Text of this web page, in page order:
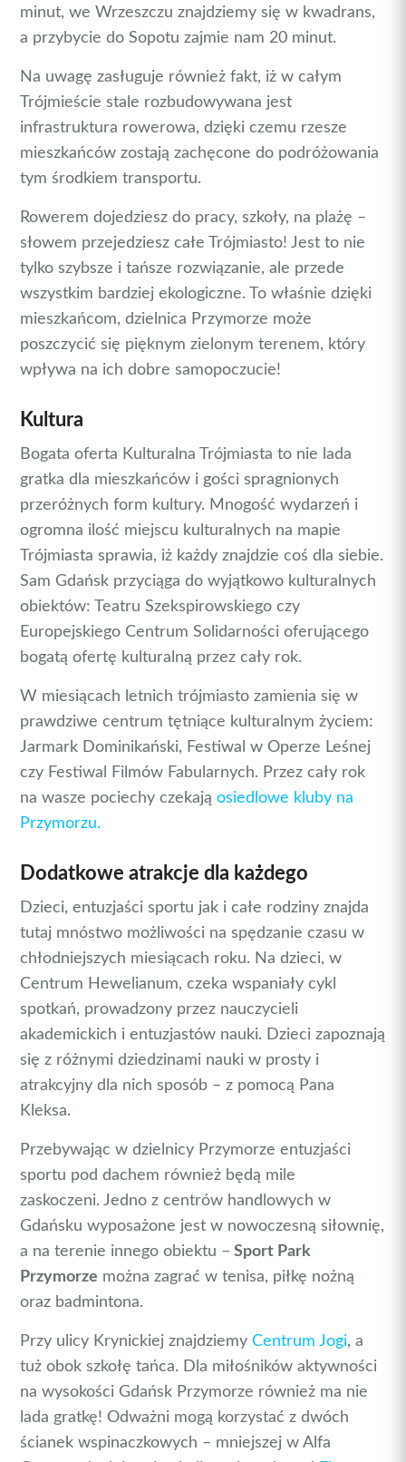
minut, we Wrzeszczu znajdziemy się w kwadrans,
a przybycie do Sopotu zajmie nam 20 minut.
Na uwagę zasługuje również fakt, iż w całym
Trójmieście stale rozbudowywana jest
infrastruktura rowerowa, dzięki czemu rzesze
mieszkańców zostają zachęcone do podróżowania
tym środkiem transportu.
Rowerem dojedziesz do pracy, szkoły, na plażę –
słowem przejedziesz całe Trójmiasto! Jest to nie
tylko szybsze i tańsze rozwiązanie, ale przede
wszystkim bardziej ekologiczne. To właśnie dzięki
mieszkańcom, dzielnica Przymorze może
poszczycić się pięknym zielonym terenem, który
wpływa na ich dobre samopoczucie!
Kultura
Bogata oferta Kulturalna Trójmiasta to nie lada
gratka dla mieszkańców i gości spragnionych
przeróżnych form kultury. Mnogość wydarzeń i
ogromna ilość miejscu kulturalnych na mapie
Trójmiasta sprawia, iż każdy znajdzie coś dla siebie.
Sam Gdańsk przyciąga do wyjątkowo kulturalnych
obiektów: Teatru Szekspirowskiego czy
Europejskiego Centrum Solidarności oferującego
bogatą ofertę kulturalną przez cały rok.
W miesiącach letnich trójmiasto zamienia się w
prawdziwe centrum tętniące kulturalnym życiem:
Jarmark Dominikański, Festiwal w Operze Leśnej
czy Festiwal Filmów Fabularnych. Przez cały rok
na wasze pociechy czekająosiedlowe kluby na
Przymorzu.
Dodatkowe atrakcje dla każdego
Dzieci, entuzjaści sportu jak i całe rodziny znajda
tutaj mnóstwo możliwości na spędzanie czasu w
chłodniejszych miesiącach roku. Na dzieci, w
Centrum Hewelianum, czeka wspaniały cykl
spotkań, prowadzony przez nauczycieli
akademickich i entuzjastów nauki. Dzieci zapoznają
się z różnymi dziedzinami nauki w prosty i
atrakcyjny dla nich sposób – z pomocą Pana
Kleksa.
Przebywając w dzielnicy Przymorze entuzjaści
sportu pod dachem również będą mile
zaskoczeni. Jedno z centrów handlowych w
Gdańsku wyposażone jest w nowoczesną siłownię,
a na terenie innego obiektu – Sport Park
Przymorze można zagrać w tenisa, piłkę nożną
oraz badmintona.
Przy ulicy Krynickiej znajdziemy Centrum Jogi, a
tuż obok szkołę tańca. Dla miłośników aktywności
na wysokości Gdańsk Przymorze również ma nie
lada gratkę! Odważni mogą korzystać z dwóch
ścianek wspinaczkowych – mniejszej w Alfa